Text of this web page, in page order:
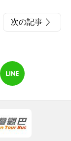
次の記事